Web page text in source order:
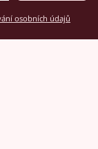
osobních údajů